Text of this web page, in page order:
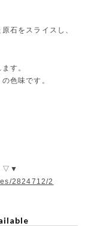
石をスライスし、
す。
色味です。
▼▽▼
2824712/2